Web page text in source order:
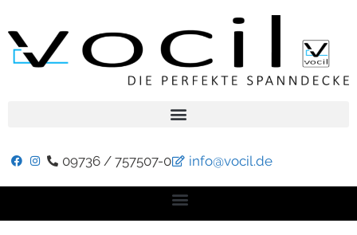
09736 / 757507-0 info@vocil.de